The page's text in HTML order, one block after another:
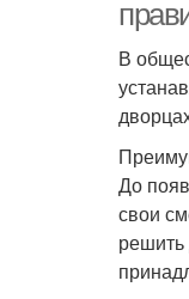
В
До
свои
решить